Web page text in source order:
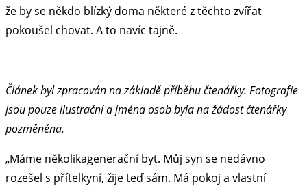
že by se někdo blízký doma některé z těchto zvířat
pokoušel chovat. A to navíc tajně.
Článek byl zpracován na základě příběhu čtenářky. Fotografie
jsou pouze ilustrační a jména osob byla na žádost čtenářky
pozměněna.
„Máme několikagenerační byt. Můj syn se nedávno
rozešel s přítelkyní, žije teď sám. Má pokoj a vlastní